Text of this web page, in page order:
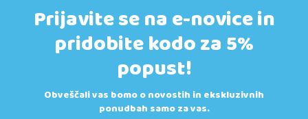
Prijavite se na e-novice in
pridobite kodo za 5%
popust!
Obveščali vas bomo o novostih in ekskluzivnih
ponudbah samo za vas.